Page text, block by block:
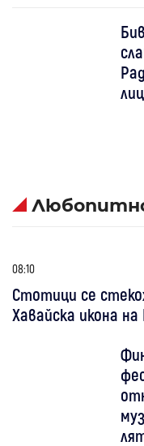
08:10
Стотици се
Хавайска икона